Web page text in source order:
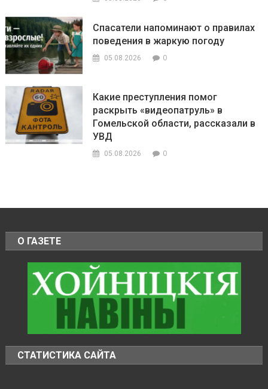
Спасатели напоминают о правилах
поведения в жаркую погоду
05.08.2026 0
Какие преступления помог
раскрыть «видеопатруль» в
Гомельской области, рассказали в
УВД
05.08.2026 0
О ГАЗЕТЕ
СТАТИСТИКА САЙТА